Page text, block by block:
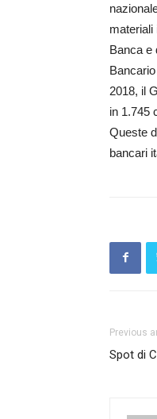
Banca e
2018, il
in 1.745
Queste
bancari
Previous
Spot di